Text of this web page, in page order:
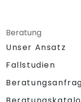
Software-
Beratung
Unser Ansatz
Fallstudien